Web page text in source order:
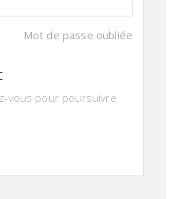
Mot de passe oubliée
vous pour poursuivre